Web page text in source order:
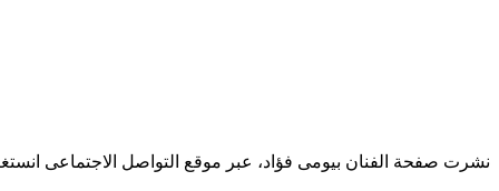
نشرت صفحة الفنان بيومى فؤاد، عبر موقع التواصل الاجتماعى